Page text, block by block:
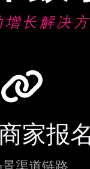
增长解决
家报名